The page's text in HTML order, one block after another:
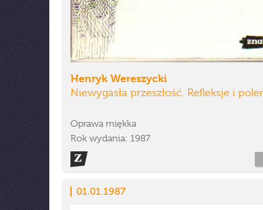
Henryk Wereszycki
Niewygasła przeszłość. Refleksje i
Oprawa miękka
Rok wydania: 1987
01.01.1987